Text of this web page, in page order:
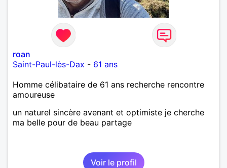
roan
Saint-Paul-lès-Dax - 61 ans
Homme célibataire de 61 ans recherche rencontre
amoureuse
un naturel sincère avenant et optimiste je cherche
ma belle pour de beau partage
Voir le profil